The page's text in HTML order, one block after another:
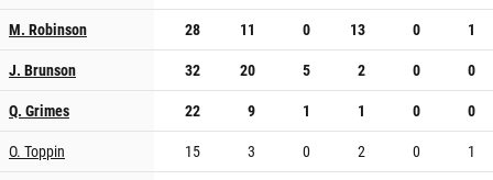
M. Robinson
28 11 0 13 0
1
J. Brunson
32 20 5 2 0
0
Q. Grimes
22 9 1 1 0
0
O. Toppin
15 3 0 2 0
1